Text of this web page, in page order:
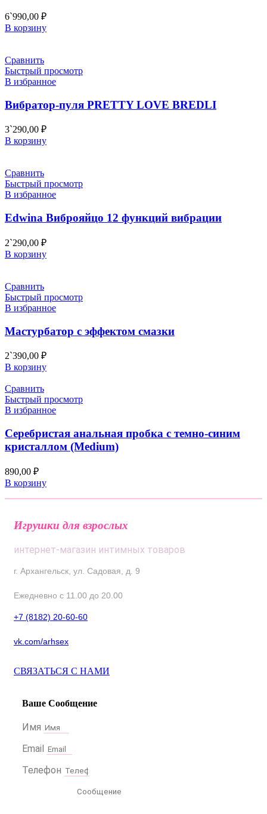
6`990,00 ₽
В корзину
Сравнить
Быстрый просмотр
В избранное
Вибратор-пуля PRETTY LOVE BREDLI
3`290,00 ₽
В корзину
Сравнить
Быстрый просмотр
В избранное
Edwina Виброяйцо 12 функций вибрации
2`290,00 ₽
В корзину
Сравнить
Быстрый просмотр
В избранное
Мастурбатор с эффектом смазки
2`390,00 ₽
В корзину
Сравнить
Быстрый просмотр
В избранное
Серебристая анальная пробка с темно-синим
кристаллом (Medium)
890,00 ₽
В корзину
Игрушки для взрослых
интернет-магазин интимных товаров
г. Архангельск, ул. Садовая, д. 9
Ежедневно с 11.00 до 20.00
+7 (8182) 20-60-60
vk.com/arhsex
СВЯЗАТЬСЯ С НАМИ
Ваше Сообщение
Имя
Email
Телефон